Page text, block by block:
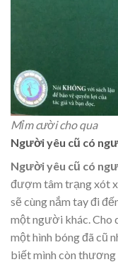
Mỉm cười cho qua
Người yêu cũ có
Người yêu cũ có
đượm tâm trạng xót
sẽ cùng nắm tay đi
một người khác. Cho
một hình bóng đã cũ
biết mình còn